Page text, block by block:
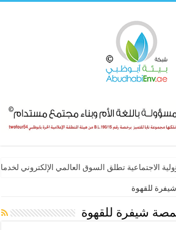
الاجتماعية تطلق السوق العالمي الإلكتروني
للقهوة
شيفرة للقهوة